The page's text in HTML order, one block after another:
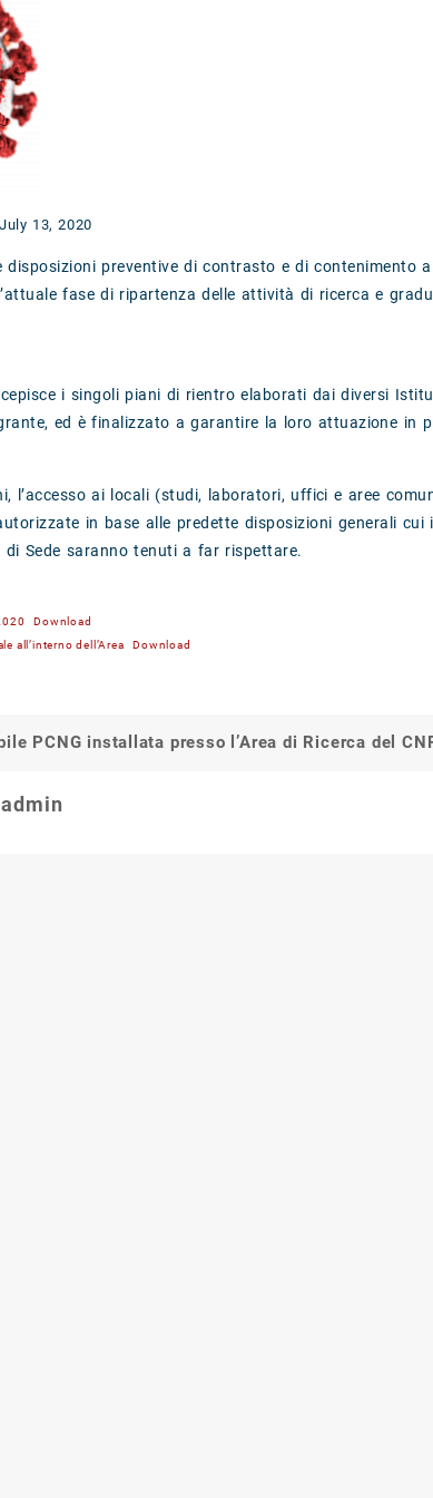
July 13, 2020
preventive di contrasto e di contenimento
fase di ripartenza delle attività di ricerca e
i singoli piani di rientro elaborati dai diversi
ed è finalizzato a garantire la loro attuazione in
l’accesso ai locali (studi, laboratori, uffici e aree
in base alle predette disposizioni generali
di Sede saranno tenuti a far rispettare.
Download
all’interno dell’Area
Download
PCNG installata presso l’Area di Ricerca del